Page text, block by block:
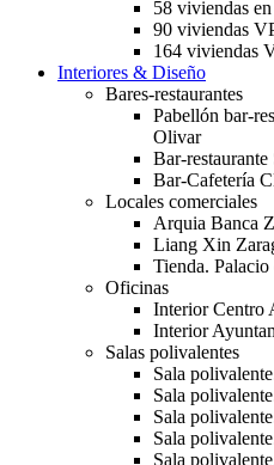
58 viviendas
90 viviendas
164 viviendas
Interiores & Diseño
Bares-restaurantes
Pabellón bar-
Olivar
Bar-restaurante
Bar-Cafetería
Locales comerciales
Arquia Banca
Liang Xin
Tienda.
Oficinas
Interior Centro
Interior
Salas polivalentes
Sala
Sala
Sala
Sala
Sala